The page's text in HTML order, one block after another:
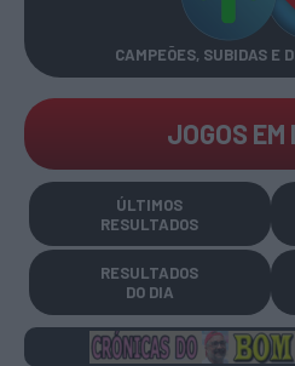
CAMPEÕES, SUBIDAS E
JOGOS EM
ÚLTIMOS
RESULTADOS
RESULTADOS
DO DIA